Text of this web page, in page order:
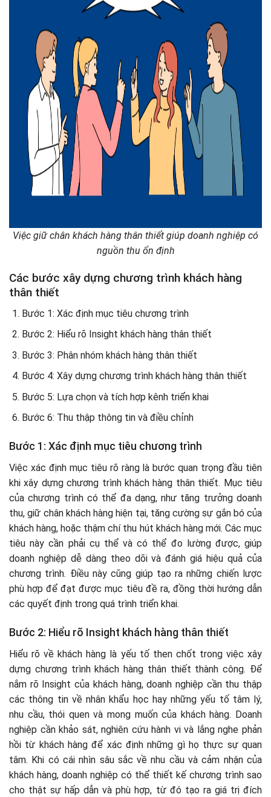
Việc giữ chân khách hàng thân thiết giúp doanh nghiệp có
nguồn thu ổn định
Các bước xây dựng chương trình khách hàng
thân thiết
Bước 1: Xác định mục tiêu chương trình
Bước 2: Hiểu rõ Insight khách hàng thân thiết
Bước 3: Phân nhóm khách hàng thân thiết
Bước 4: Xây dựng chương trình khách hàng thân thiết
Bước 5: Lựa chọn và tích hợp kênh triển khai
Bước 6: Thu thập thông tin và điều chỉnh
Bước 1: Xác định mục tiêu chương trình
Việc xác định mục tiêu rõ ràng là bước quan trọng đầu tiên
khi xây dựng chương trình khách hàng thân thiết. Mục tiêu
của chương trình có thể đa dạng, như tăng trưởng doanh
thu, giữ chân khách hàng hiện tại, tăng cường sự gắn bó của
khách hàng, hoặc thậm chí thu hút khách hàng mới. Các mục
tiêu này cần phải cụ thể và có thể đo lường được, giúp
doanh nghiệp dễ dàng theo dõi và đánh giá hiệu quả của
chương trình. Điều này cũng giúp tạo ra những chiến lược
phù hợp để đạt được mục tiêu đề ra, đồng thời hướng dẫn
các quyết định trong quá trình triển khai.
Bước 2: Hiểu rõ Insight khách hàng thân thiết
Hiểu rõ về khách hàng là yếu tố then chốt trong việc xây
dựng chương trình khách hàng thân thiết thành công. Để
nắm rõ Insight của khách hàng, doanh nghiệp cần thu thập
các thông tin về nhân khẩu học hay những yếu tố tâm lý,
nhu cầu, thói quen và mong muốn của khách hàng. Doanh
nghiệp cần khảo sát, nghiên cứu hành vi và lắng nghe phản
hồi từ khách hàng để xác định những gì họ thực sự quan
tâm. Khi có cái nhìn sâu sắc về nhu cầu và cảm nhận của
khách hàng, doanh nghiệp có thể thiết kế chương trình sao
cho thật sự hấp dẫn và phù hợp, từ đó tạo ra giá trị đích